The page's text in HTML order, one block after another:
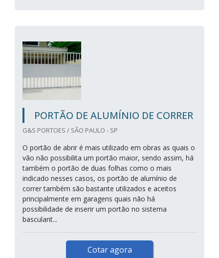
PORTÃO DE ALUMÍNIO DE CORRER
G&S PORTOES / SÃO PAULO - SP
O portão de abrir é mais utilizado em obras as quais o
vão não possibilita um portão maior, sendo assim, há
também o portão de duas folhas como o mais
indicado nesses casos, os portão de alumínio de
correr também são bastante utilizados e aceitos
principalmente em garagens quais não há
possibilidade de inserir um portão no sistema
basculant...
Cotar agora